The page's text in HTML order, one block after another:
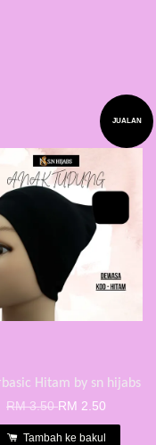
JUALAN
Hitam by sn hijabs
RM 3.50RM 2.50
Tambah ke bakul